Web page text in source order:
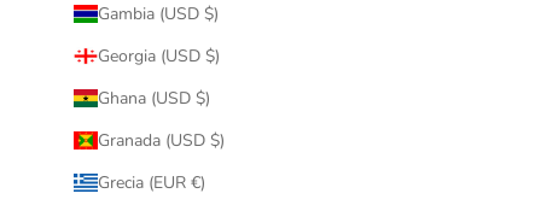
Gambia (USD $)
Georgia (USD $)
Ghana (USD $)
Granada (USD $)
Grecia (EUR €)